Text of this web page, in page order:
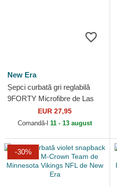
New Era
Șepci curbată gri reglabilă
9FORTY Microfibre de Las
Vegas Raiders NFL de New
Era
EUR 27,95
Comandă-l 11 - 13 august
-30%